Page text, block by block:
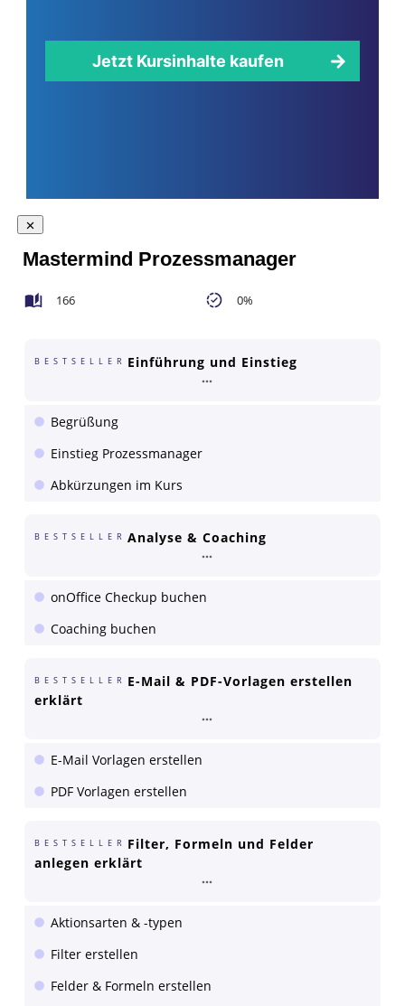
Jetzt Kursinhalte kaufen
Mastermind Prozessmanager
166 0%
BESTSELLER Einführung und Einstieg
Begrüßung
Einstieg Prozessmanager
Abkürzungen im Kurs
BESTSELLER Analyse & Coaching
onOffice Checkup buchen
Coaching buchen
BESTSELLER E-Mail & PDF-Vorlagen erstellen
erklärt
E-Mail Vorlagen erstellen
PDF Vorlagen erstellen
BESTSELLER Filter, Formeln und Felder
anlegen erklärt
Aktionsarten & -typen
Filter erstellen
Felder & Formeln erstellen